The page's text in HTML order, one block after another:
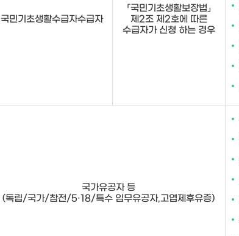
국민기초생활수급자수급자
「국민기초생활보장법」
제2조 제2호에 따른
수급자가 신청 하는 경우
국가유공자 등
(독립/국가/참전/5·18/특수 임무유공자,고엽제후유증)